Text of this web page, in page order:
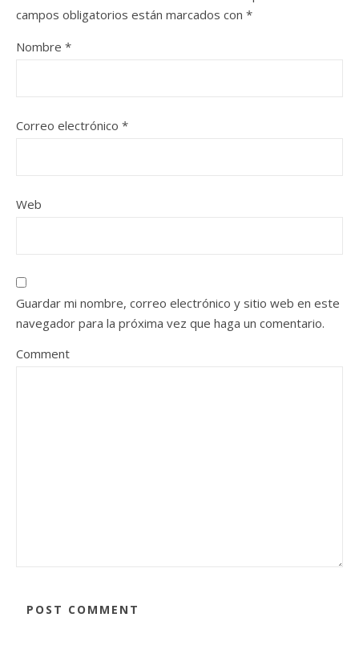
campos obligatorios están marcados con *
Nombre *
Correo electrónico *
Web
Guardar mi nombre, correo electrónico y sitio web en este
navegador para la próxima vez que haga un comentario.
Comment